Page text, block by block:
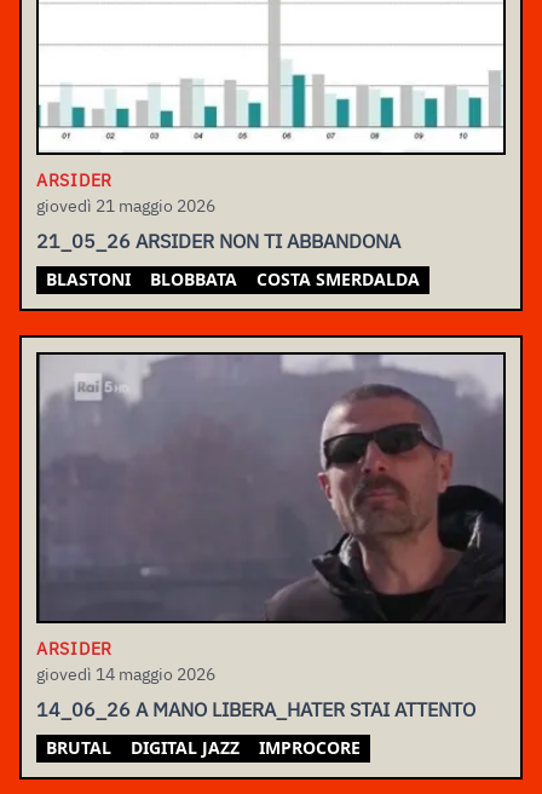
ARSIDER
giovedì 21 maggio 2026
21_05_26 ARSIDER NON TI ABBANDONA
BLASTONI BLOBBATA COSTA SMERDALDA
ARSIDER
giovedì 14 maggio 2026
14_06_26 A MANO LIBERA_HATER STAI ATTENTO
BRUTAL DIGITAL JAZZ IMPROCORE